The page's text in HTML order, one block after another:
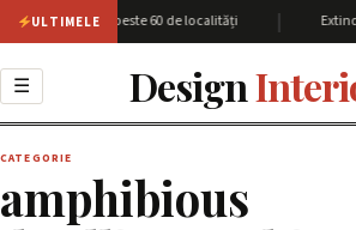
ULTIMELE
Harkov cu peste 60 de localități
☰ Design
CATEGORIE
amphibious